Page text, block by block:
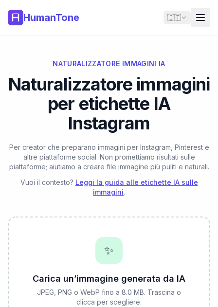
HumanTone 🇮🇹
NATURALIZZATORE IMMAGINI IA
Naturalizzatore immagini
per etichette IA
Instagram
Per creator che preparano immagini per Instagram, Pinterest e
altre piattaforme social. Non promettiamo risultati sulle
piattaforme; aiutiamo a creare file immagine più puliti e naturali.
Vuoi il contesto? Leggi la guida alle etichette IA sulle
immagini.
✨
Carica un’immagine generata da IA
JPEG, PNG o WebP fino a 8.0 MB. Trascina o
clicca per scegliere.